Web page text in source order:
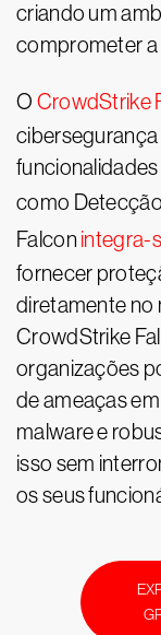
criando um
comprometer
O CrowdStrike
como
Falcon integra-
fornecer
diretamente no
CrowdStrike
organizações
de ameaças
malware e
isso sem
os seus